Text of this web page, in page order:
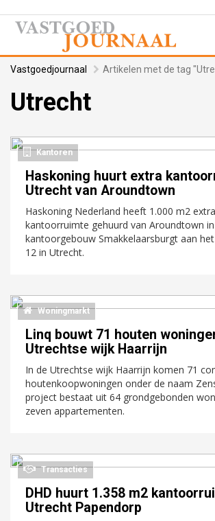
Vastgoedjournaal Artikelen met de tag
Utrecht
Kantoren
Haskoning huurt extra
Utrecht van Aroundtown
Haskoning Nederland heeft 1.000 m2 extra
kantoorruimte gehuurd van Aroundtown in
kantoorgebouw Smakkelaarsburgt aan
12 in Utrecht.
Woningmarkt
Linq bouwt 71 houten
Utrechtse wijk Haarrijn
In de Utrechtse wijk Haarrijn komen 71
houtenkoopwoningen onder de naam
project bestaat uit 64 grondgebonden
zeven appartementen.
Transacties
DHD huurt 1.358 m2
Utrecht Papendorp